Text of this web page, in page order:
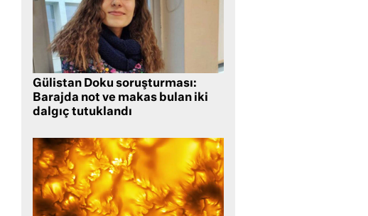
Gülistan Doku soruşturması:
Barajda not ve makas bulan iki
dalgıç tutuklandı